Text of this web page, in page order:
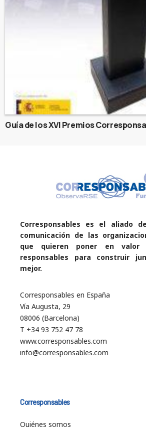
Guía de los XVI Premios
Corresponsables es el aliado
comunicación de las
que quieren poner en valor
responsables para construir
mejor.
Corresponsables en España
Vía Augusta, 29
08006 (Barcelona)
T +34 93 752 47 78
www.corresponsables.com
info@corresponsables.com
Corresponsables
Quiénes somos